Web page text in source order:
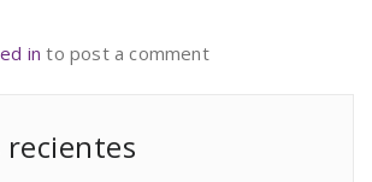
in to post a comment
recientes